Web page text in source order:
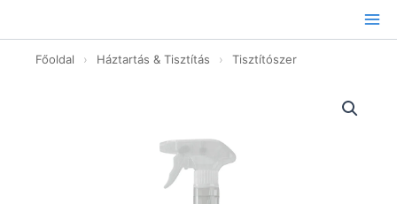
tartalomhoz
Főoldal › Háztartás & Tisztítás › Tisztítószer